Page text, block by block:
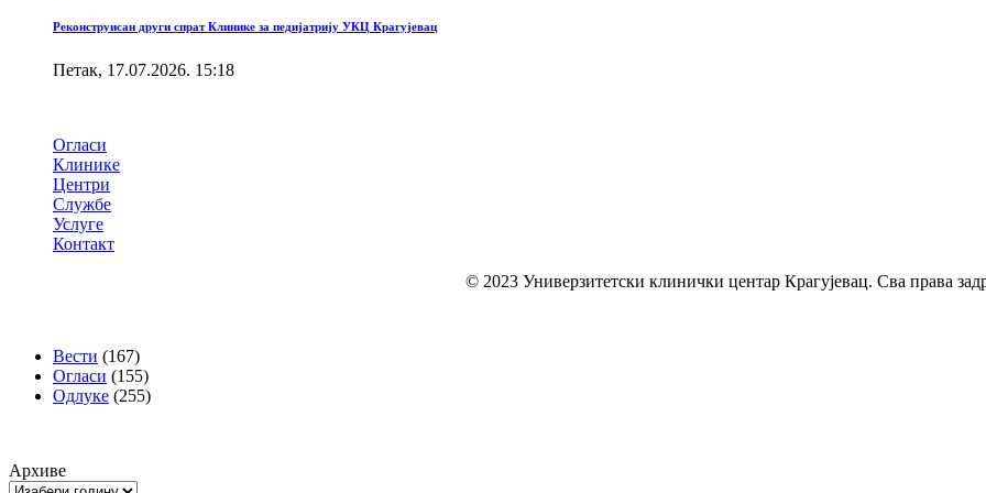
Реконструисан други спрат Клинике за педијатрију УКЦ Крагујевац
Петак, 17.07.2026. 15:18
Огласи
Клинике
Центри
Службе
Услуге
Контакт
© 2023 Универзитетски клинички центар Крагујевац. Сва права
Вести (167)
Огласи (155)
Одлуке (255)
Архиве